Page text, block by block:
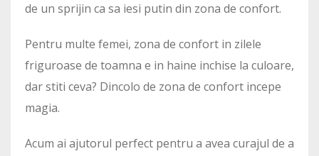
de un sprijin ca sa iesi putin din zona de confort.
Pentru multe femei, zona de confort in zilele
friguroase de toamna e in haine inchise la culoare,
dar stiti ceva? Dincolo de zona de confort incepe
magia.
Acum ai ajutorul perfect pentru a avea curajul de a